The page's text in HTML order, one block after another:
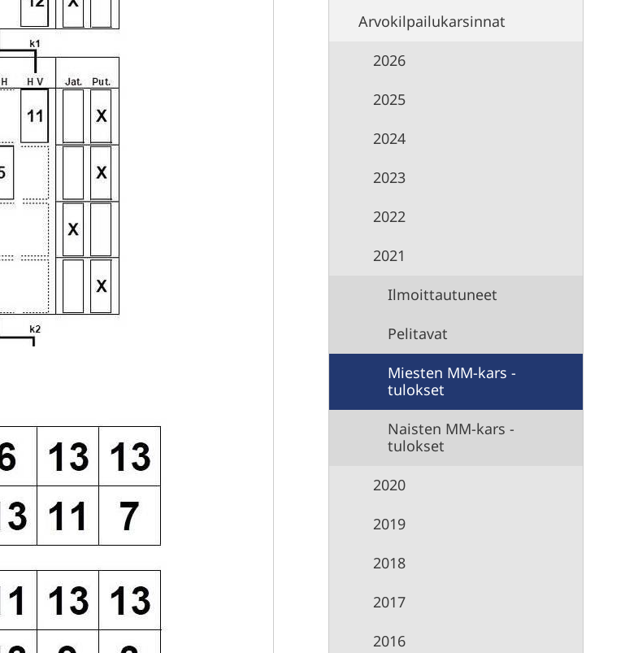
Arvokilpailukarsinnat
2026
2025
2024
2023
2022
2021
Ilmoittautuneet
Pelitavat
Miesten MM-kars -
tulokset
Naisten MM-kars -
tulokset
2020
2019
2018
2017
2016